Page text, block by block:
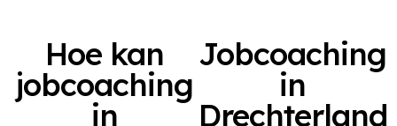
Hoe kan
jobcoaching
in
Jobcoaching
in
Drechterland